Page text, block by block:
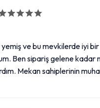
ve bu mevkilerde iyi
Ben sipariş gelene
Mekan sahiplerinin